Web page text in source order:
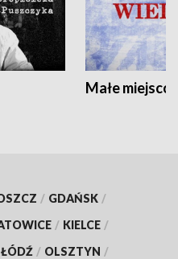
Małe
/ GDAŃSK /
/ KIELCE /
ŁÓDŹ / OLSZTYN /